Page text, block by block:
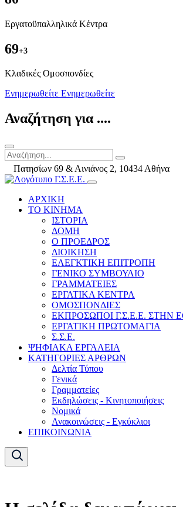
Εργατοϋπαλληλικά Κέντρα
69+3
Kλαδικές Ομοσπονδίες
Ενημερωθείτε Ενημερωθείτε
Αναζήτηση για ....
Πατησίων 69 & Αινιάνος 2, 10434 Αθήνα
ΑΡΧΙΚΗ
ΤΟ ΚΙΝΗΜΑ
ΙΣΤΟΡΙΑ
ΔΟΜΗ
Ο ΠΡΟΕΔΡΟΣ
ΔΙΟΙΚΗΣΗ
ΕΛΕΓΚΤΙΚΗ ΕΠΙΤΡΟΠΗ
ΓΕΝΙΚΟ ΣΥΜΒΟΥΛΙΟ
ΓΡΑΜΜΑΤΕΙΕΣ
ΕΡΓΑΤΙΚΑ ΚΕΝΤΡΑ
ΟΜΟΣΠΟΝΔΙΕΣ
ΕΚΠΡΟΣΩΠΟΙ Γ.Σ.Ε.Ε. ΣΤΗΝ
ΕΡΓΑΤΙΚΗ ΠΡΩΤΟΜΑΓΙΑ
Σ.Σ.Ε.
ΨΗΦΙΑΚΑ ΕΡΓΑΛΕΙΑ
ΚΑΤΗΓΟΡΙΕΣ ΑΡΘΡΩΝ
Δελτία Τύπου
Γενικά
Γραμματείες
Εκδηλώσεις - Κινητοποιήσεις
Νομικά
Ανακοινώσεις - Εγκύκλιοι
ΕΠΙΚΟΙΝΩΝΙΑ